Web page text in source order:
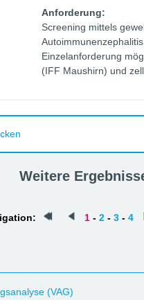
Anforderung:
Screening mittels
Autoimmunenzephalitis
Einzelanforderung
(IFF Maushirn) und
Weitere
1 - 2 - 3 - 4
(VAG)